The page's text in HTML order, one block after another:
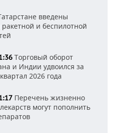
введены
и беспилотной
Торговый оборот
и Индии удвоился за
2026 года
Перечень жизненно
могут пополнить